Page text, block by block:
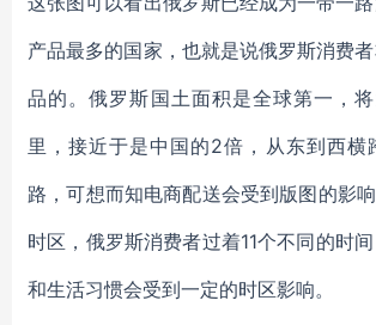
产品最多的国家，也就是说俄罗斯消费
品的。俄罗斯国土面积是全球第一，
里，接近于是中国的2倍，从东到西横
路，可想而知电商配送会受到版图的影
时区，俄罗斯消费者过着11个不同的时
和生活习惯会受到一定的时区影响。